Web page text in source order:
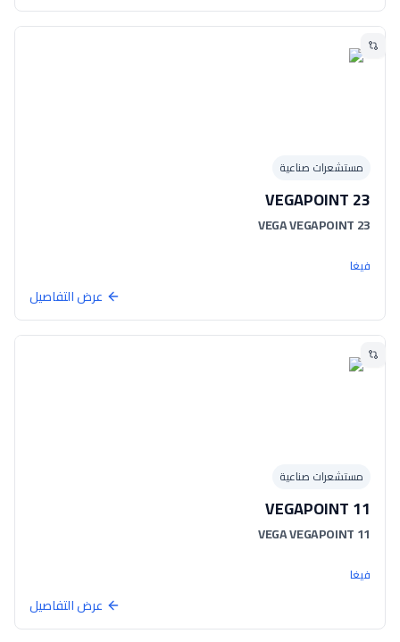
مستشعرات صناعية
VEGAPOINT 23
VEGA VEGAPOINT 23
فيغا
عرض التفاصيل
مستشعرات صناعية
VEGAPOINT 11
VEGA VEGAPOINT 11
فيغا
عرض التفاصيل